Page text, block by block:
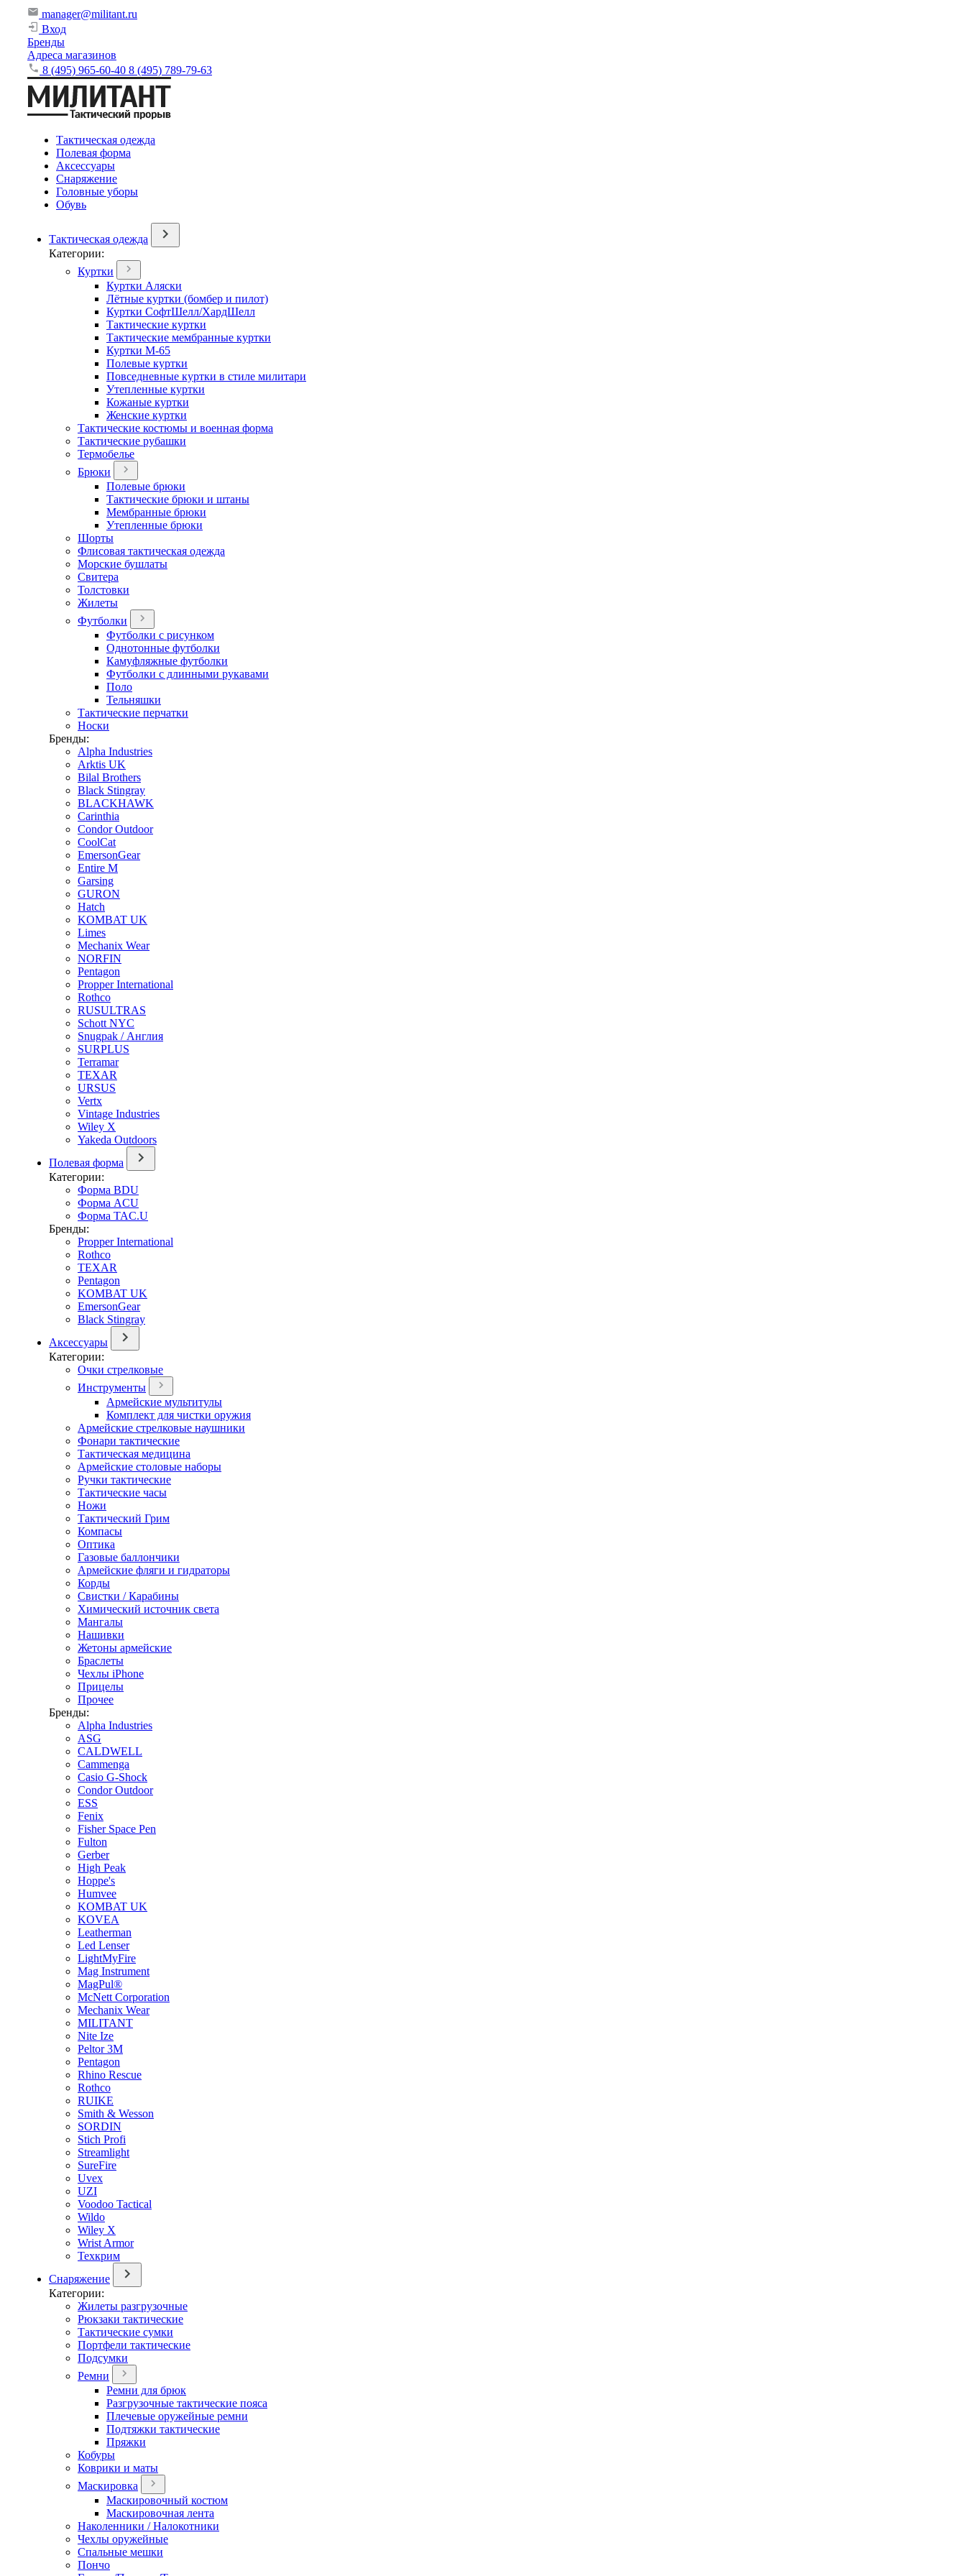
manager@militant.ru
Вход
Бренды
Адреса магазинов
8 (495) 965-60-40 8 (495) 789-79-63
Тактическая одежда
Полевая форма
Аксессуары
Снаряжение
Головные уборы
Обувь
Тактическая одежда
Категории:
Куртки
Куртки Аляски
Лётные куртки (бомбер и пилот)
Куртки СофтШелл/ХардШелл
Тактические куртки
Тактические мембранные куртки
Куртки М-65
Полевые куртки
Повседневные куртки в стиле милитари
Утепленные куртки
Кожаные куртки
Женские куртки
Тактические костюмы и военная форма
Тактические рубашки
Термобелье
Брюки
Полевые брюки
Тактические брюки и штаны
Мембранные брюки
Утепленные брюки
Шорты
Флисовая тактическая одежда
Морские бушлаты
Свитера
Толстовки
Жилеты
Футболки
Футболки с рисунком
Однотонные футболки
Камуфляжные футболки
Футболки с длинными рукавами
Поло
Тельняшки
Тактические перчатки
Носки
Бренды:
Alpha Industries
Arktis UK
Bilal Brothers
Black Stingray
BLACKHAWK
Carinthia
Condor Outdoor
CoolCat
EmersonGear
Entire M
Garsing
GURON
Hatch
KOMBAT UK
Limes
Mechanix Wear
NORFIN
Pentagon
Propper International
Rothco
RUSULTRAS
Schott NYC
Snugpak / Англия
SURPLUS
Terramar
TEXAR
URSUS
Vertx
Vintage Industries
Wiley X
Yakeda Outdoors
Полевая форма
Категории:
Форма BDU
Форма ACU
Форма TAC.U
Бренды:
Propper International
Rothco
TEXAR
Pentagon
KOMBAT UK
EmersonGear
Black Stingray
Аксессуары
Категории:
Очки стрелковые
Инструменты
Армейские мультитулы
Комплект для чистки оружия
Армейские стрелковые наушники
Фонари тактические
Тактическая медицина
Армейские столовые наборы
Ручки тактические
Тактические часы
Ножи
Тактический Грим
Компасы
Оптика
Газовые баллончики
Армейские фляги и гидраторы
Корды
Свистки / Карабины
Химический источник света
Мангалы
Нашивки
Жетоны армейские
Браслеты
Чехлы iPhone
Прицелы
Прочее
Бренды:
Alpha Industries
ASG
CALDWELL
Cammenga
Casio G-Shock
Condor Outdoor
ESS
Fenix
Fisher Space Pen
Fulton
Gerber
High Peak
Hoppe's
Humvee
KOMBAT UK
KOVEA
Leatherman
Led Lenser
LightMyFire
Mag Instrument
MagPul®
McNett Corporation
Mechanix Wear
MILITANT
Nite Ize
Peltor 3M
Pentagon
Rhino Rescue
Rothco
RUIKE
Smith & Wesson
SORDIN
Stich Profi
Streamlight
SureFire
Uvex
UZI
Voodoo Tactical
Wildo
Wiley X
Wrist Armor
Техкрим
Снаряжение
Категории:
Жилеты разгрузочные
Рюкзаки тактические
Тактические сумки
Портфели тактические
Подсумки
Ремни
Ремни для брюк
Разгрузочные тактические пояса
Плечевые оружейные ремни
Подтяжки тактические
Пряжки
Кобуры
Коврики и маты
Маскировка
Маскировочный костюм
Маскировочная лента
Наколенники / Налокотники
Чехлы оружейные
Спальные мешки
Пончо